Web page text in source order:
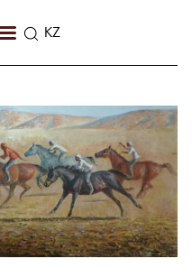
KZ
EN